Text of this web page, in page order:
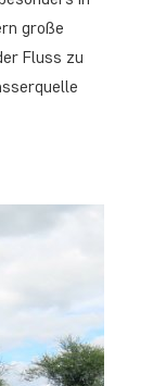
große
Fluss zu